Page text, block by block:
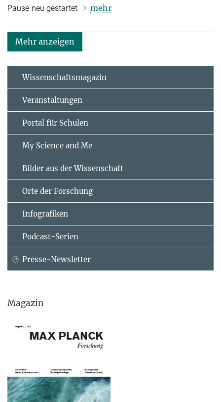
Pause neu gestartet
mehr
Mehr anzeigen
Wissenschaftsmagazin
Veranstaltungen
Portal für Schulen
My Science and Me
Bilder aus der Wissenschaft
Orte der Forschung
Infografiken
Podcast-Serien
Presse-Newsletter
Magazin